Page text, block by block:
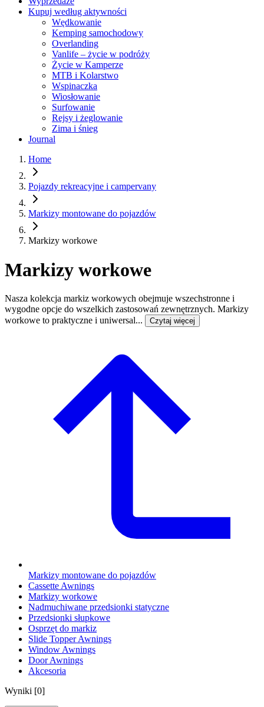
Kupuj według aktywności
Wędkowanie
Kemping samochodowy
Overlanding
Vanlife – życie w podróży
Życie w Kamperze
MTB i Kolarstwo
Wspinaczka
Wiosłowanie
Surfowanie
Rejsy i żeglowanie
Zima i śnieg
Journal
Home
Pojazdy rekreacyjne i campervany
Markizy montowane do pojazdów
Markizy workowe
Markizy workowe
Nasza kolekcja markiz workowych obejmuje wszechstronne i
wygodne opcje do wszelkich zastosowań zewnętrznych. Markizy
workowe to praktyczne i uniwersal...
Czytaj więcej
Markizy montowane do pojazdów
Cassette Awnings
Markizy workowe
Nadmuchiwane przedsionki statyczne
Przedsionki słupkowe
Osprzęt do markiz
Slide Topper Awnings
Window Awnings
Door Awnings
Akcesoria
Wyniki [0]